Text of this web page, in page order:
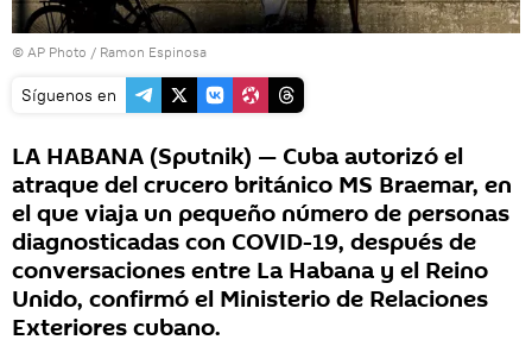
© AP Photo / Ramon Espinosa
Síguenos en
LA HABANA (Sputnik) — Cuba autorizó el
atraque del crucero británico MS Braemar, en
el que viaja un pequeño número de personas
diagnosticadas con COVID-19, después de
conversaciones entre La Habana y el Reino
Unido, confirmó el Ministerio de Relaciones
Exteriores cubano.